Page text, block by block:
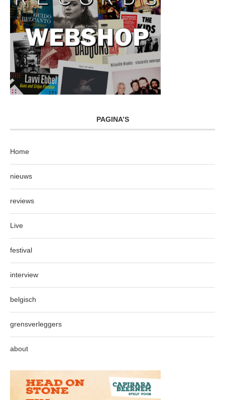
PAGINA’S
Home
nieuws
reviews
Live
festival
interview
belgisch
grensverleggers
about